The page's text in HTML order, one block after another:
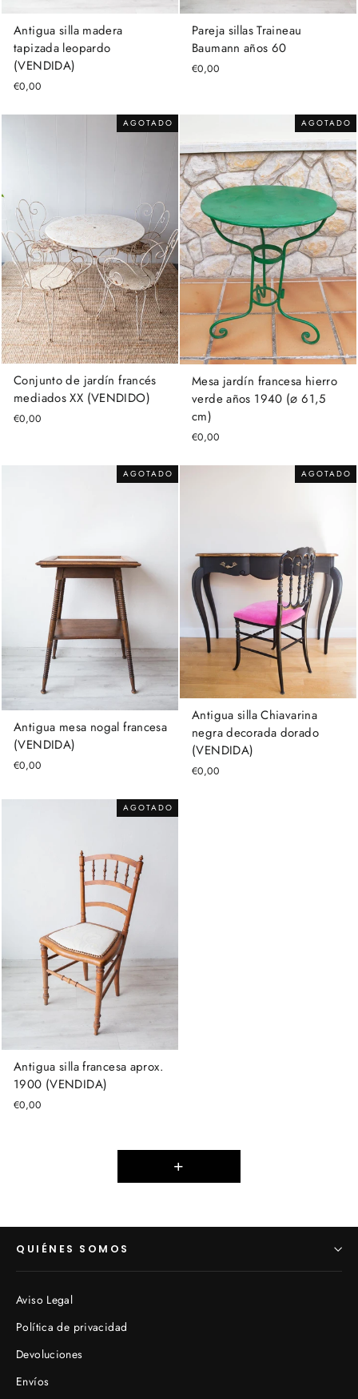
Antigua silla madera
tapizada leopardo
(VENDIDA)
€0,00
Pareja sillas Traineau
Baumann años 60
€0,00
AGOTADO
Conjunto de jardín francés
mediados XX (VENDIDO)
€0,00
AGOTADO
Mesa jardín francesa hierro
verde años 1940 (⌀ 61,5
cm)
€0,00
AGOTADO
Antigua mesa nogal francesa
(VENDIDA)
€0,00
AGOTADO
Antigua silla Chiavarina
negra decorada dorado
(VENDIDA)
€0,00
AGOTADO
Antigua silla francesa aprox.
1900 (VENDIDA)
€0,00
+
QUIÉNES SOMOS
Aviso Legal
Política de privacidad
Devoluciones
Envíos